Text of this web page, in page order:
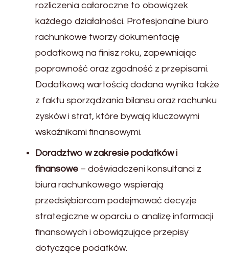
rozliczenia całoroczne to obowiązek
każdego działalności. Profesjonalne biuro
rachunkowe tworzy dokumentację
podatkową na finisz roku, zapewniając
poprawność oraz zgodność z przepisami.
Dodatkową wartością dodana wynika także
z faktu sporządzania bilansu oraz rachunku
zysków i strat, które bywają kluczowymi
wskaźnikami finansowymi.
Doradztwo w zakresie podatków i
finansowe – doświadczeni konsultanci z
biura rachunkowego wspierają
przedsiębiorcom podejmować decyzje
strategiczne w oparciu o analizę informacji
finansowych i obowiązujące przepisy
dotyczące podatków.